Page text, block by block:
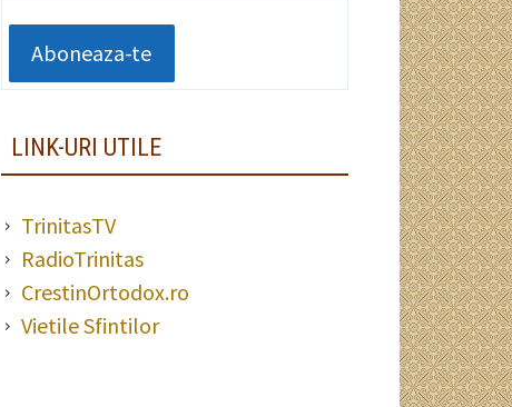
LINK-URI UTILE
TrinitasTV
RadioTrinitas
CrestinOrtodox.ro
Vietile Sfintilor